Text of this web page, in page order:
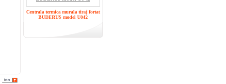
Centrala termica murala tiraj fortat
BUDERUS model U042